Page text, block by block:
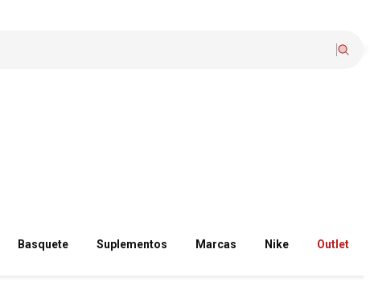
Basquete Suplementos Marcas Nike Outlet